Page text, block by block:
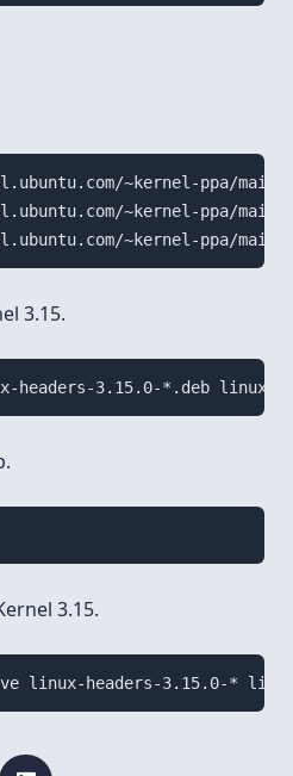
~kernel-ppa/
~kernel-ppa/
3.15.
3.15.